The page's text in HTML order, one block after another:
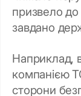
призвело до
завдано
Наприклад,
компанією
сторони